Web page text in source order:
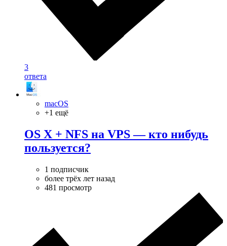
3
ответа
macOS
+1 ещё
OS X + NFS на VPS — кто нибудь
пользуется?
1 подписчик
более трёх лет назад
481 просмотр